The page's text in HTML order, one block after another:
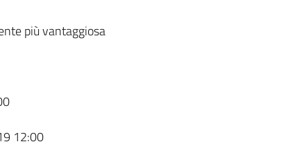
più vantaggiosa
12:00